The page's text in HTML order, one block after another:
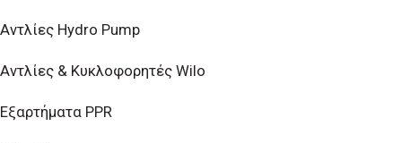
Αντλίες Hydro Pump
Αντλίες & Κυκλοφορητές Wilo
Εξαρτήματα PPR